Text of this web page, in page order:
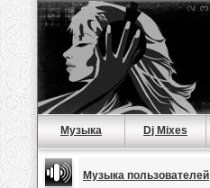
Музыка Dj Mixes
Музыка пользователей